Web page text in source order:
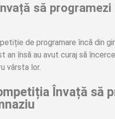
să
de programare încă din
an însă au avut curaj să
vârsta lor.
Învață să